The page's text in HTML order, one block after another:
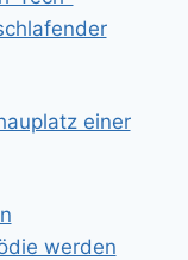
einer
werden